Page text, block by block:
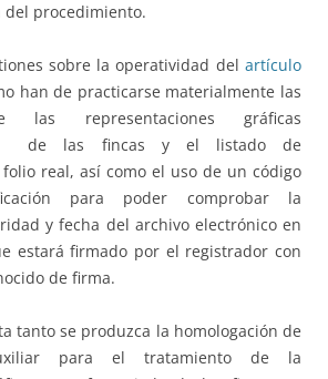
procedimiento.
sobre la operatividad del artículo
han de practicarse materialmente las
las representaciones gráficas
de las fincas y el listado de
real, así como el uso de un código
para poder comprobar la
y fecha del archivo electrónico en
estará firmado por el registrador con
de firma.
tanto se produzca la homologación de
para el tratamiento de la